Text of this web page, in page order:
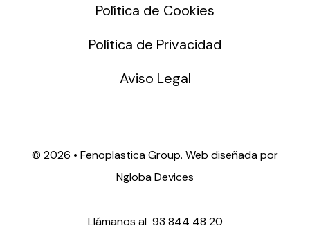
Política de Cookies
Política de Privacidad
Aviso Legal
© 2026 • Fenoplastica Group. Web diseñada por
Ngloba Devices
Llámanos al 93 844 48 20